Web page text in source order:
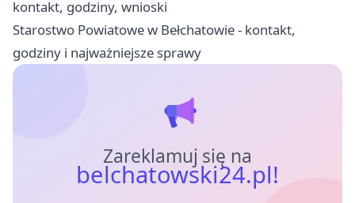
kontakt, godziny, wnioski
Starostwo Powiatowe w Bełchatowie - kontakt,
godziny i najważniejsze sprawy
Zareklamuj się na
belchatowski24.pl!